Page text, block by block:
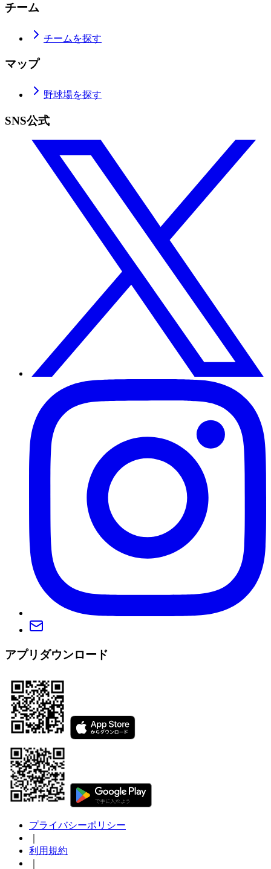
チーム
チームを探す
マップ
野球場を探す
SNS公式
アプリダウンロード
プライバシーポリシー
利用規約